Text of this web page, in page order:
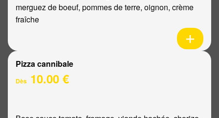
merguez de boeuf, pommes de terre, oignon, crème
fraîche
Pizza cannibale
Dès 10.00 €